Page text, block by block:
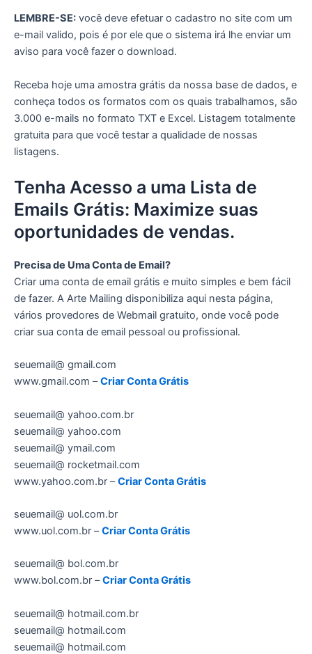
LEMBRE-SE: você deve efetuar o cadastro no site com um
e-mail valido, pois é por ele que o sistema irá lhe enviar um
aviso para você fazer o download.
Receba hoje uma amostra grátis da nossa base de dados, e
conheça todos os formatos com os quais trabalhamos, são
3.000 e-mails no formato TXT e Excel. Listagem totalmente
gratuita para que você testar a qualidade de nossas
listagens.
Tenha Acesso a uma Lista de
Emails Grátis: Maximize suas
oportunidades de vendas.
Precisa de Uma Conta de Email?
Criar uma conta de email grátis e muito simples e bem fácil
de fazer. A Arte Mailing disponibiliza aqui nesta página,
vários provedores de Webmail gratuito, onde você pode
criar sua conta de email pessoal ou profissional.
seuemail@ gmail.com
www.gmail.com –Criar Conta Grátis
seuemail@ yahoo.com.br
seuemail@ yahoo.com
seuemail@ ymail.com
seuemail@ rocketmail.com
www.yahoo.com.br –Criar Conta Grátis
seuemail@ uol.com.br
www.uol.com.br –Criar Conta Grátis
seuemail@ bol.com.br
www.bol.com.br –Criar Conta Grátis
seuemail@ hotmail.com.br
seuemail@ hotmail.com
seuemail@ hotmail.com